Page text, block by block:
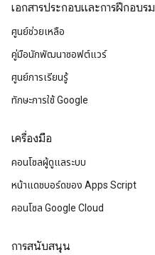
เอกสารประกอบและการฝึกอบรม
ศูนย์ช่วยเหลือ
คู่มือนักพัฒนาซอฟต์แวร์
ศูนย์การเรียนรู้
ทักษะการใช้ Google
เครื่องมือ
คอนโซลผู้ดูแลระบบ
หน้าแดชบอร์ดของ Apps Script
คอนโซล Google Cloud
การสนับสนุน